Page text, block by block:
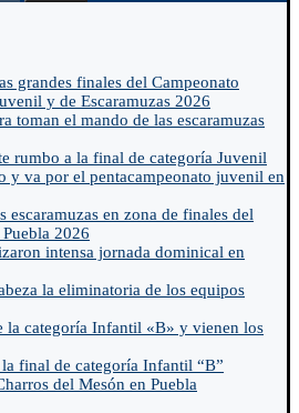
grandes finales del Campeonato
y de Escaramuzas 2026
toman el mando de las escaramuzas
rumbo a la final de categoría Juvenil
y va por el pentacampeonato juvenil en
escaramuzas en zona de finales del
2026
intensa jornada dominical en
la eliminatoria de los equipos
la categoría Infantil «B» y vienen los
final de categoría Infantil “B”
del Mesón en Puebla